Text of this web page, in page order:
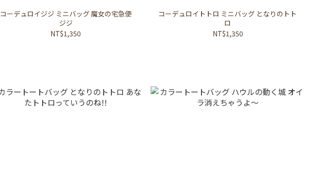
コーデュロイジジ ミニバッグ 魔女の宅急便
ジジ
NT$1,350
コーデュロイトトロ ミニバッグ となりのトト
ロ
NT$1,350